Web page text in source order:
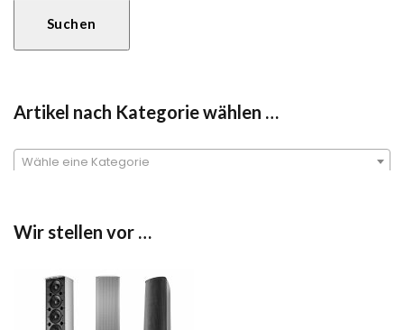
Suchen
Artikel nach Kategorie wählen …
Wähle eine Kategorie
Wir stellen vor …